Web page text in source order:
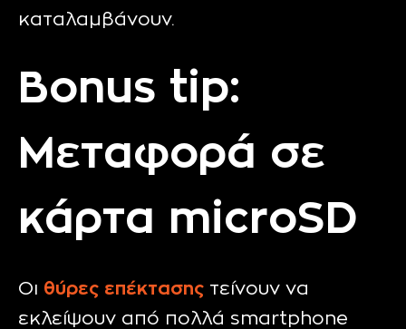
καταλαμβάνουν.
Bonus tip:
Μεταφορά σε
κάρτα microSD
Οι θύρες επέκτασηςτείνουν να
εκλείψουν από πολλά smartphone